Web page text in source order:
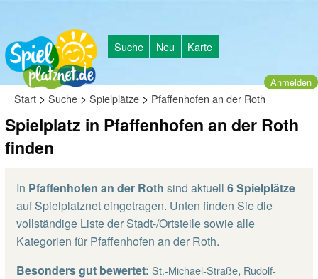
Suche Neu Karte
Anmelden
Start > Suche > Spielplätze > Pfaffenhofen an der Roth
Spielplatz in Pfaffenhofen an der Roth
finden
In Pfaffenhofen an der Roth sind aktuell 6 Spielplätze
auf Spielplatznet eingetragen. Unten finden Sie die
vollständige Liste der Stadt-/Ortsteile sowie alle
Kategorien für Pfaffenhofen an der Roth.
Besonders gut bewertet: St.-Michael-Straße, Rudolf-